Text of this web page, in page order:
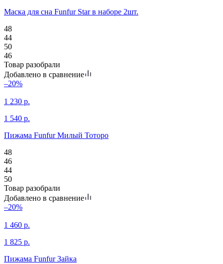
Маска для сна Funfur Star в наборе 2шт.
48
44
50
46
Товар разобрали
Добавлено в сравнение
–20%
1 230 р.
1 540 р.
Пижама Funfur Милый Тоторо
48
46
44
50
Товар разобрали
Добавлено в сравнение
–20%
1 460 р.
1 825 р.
Пижама Funfur Зайка